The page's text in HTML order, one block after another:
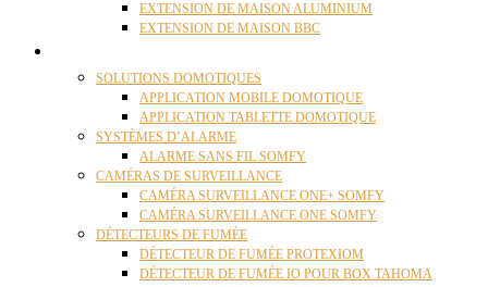
EXTENSION DE MAISON ALUMINIUM
EXTENSION DE MAISON BBC
SOLUTIONS DOMOTIQUES
APPLICATION MOBILE DOMOTIQUE
APPLICATION TABLETTE DOMOTIQUE
SYSTÈMES D’ALARME
ALARME SANS FIL SOMFY
CAMÉRAS DE SURVEILLANCE
CAMÉRA SURVEILLANCE ONE+ SOMFY
CAMÉRA SURVEILLANCE ONE SOMFY
DÉTECTEURS DE FUMÉE
DÉTECTEUR DE FUMÉE PROTEXIOM
DÉTECTEUR DE FUMÉE IO POUR BOX TAHOMA